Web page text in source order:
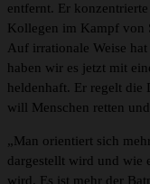
entfernt. Er
Kollegen im Kampf von
Auf irrationale Weise
haben wir es jetzt mit
heldenhaft. Er regelt die
will Menschen retten
„Man orientiert sich
dargestellt wird und wie
wird. Es ist mehr der